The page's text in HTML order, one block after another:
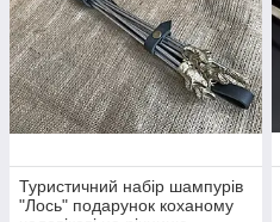
Туристичний набір шампурів
"Лось" подарунок коханому